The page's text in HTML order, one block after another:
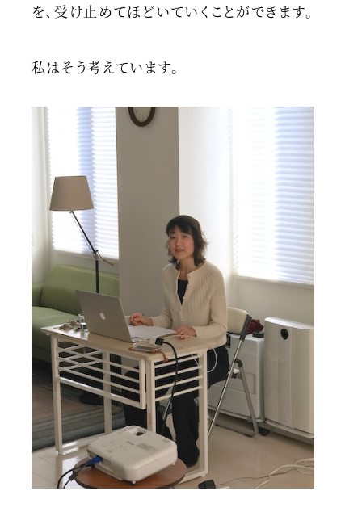
を、受け止めてほどいていくことができます。
私はそう考えています。